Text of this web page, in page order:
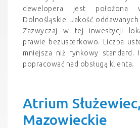
dewelopera jest położona
Dolnośląskie. Jakość
Zazwyczaj w tej inwestycji
prawie bezusterkowo. Liczba
mniejsza niż rynkowy standard.
popracować nad obsługą klienta.
Atrium Służewiec,
Mazowieckie